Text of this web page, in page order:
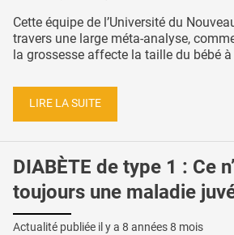
Cette équipe de l’Université du
travers une large méta-analyse,
la grossesse affecte la taille du bébé à
LIRE LA SUITE
DIABÈTE de type 1 : Ce
toujours une maladie
Actualité publiée il y a 8 années 8 mois